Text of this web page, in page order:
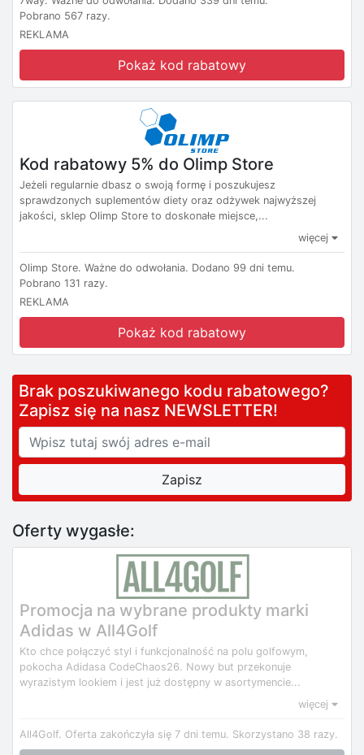
Pobrano 567 razy.
REKLAMA
Pokaż kod rabatowy
Kod rabatowy 5% do Olimp Store
Jeżeli regularnie dbasz o swoją formę i poszukujesz
sprawdzonych suplementów diety oraz odżywek najwyższej
jakości, sklep Olimp Store to doskonałe miejsce,...
więcej
Olimp Store. Ważne do odwołania. Dodano 99 dni temu.
Pobrano 131 razy.
REKLAMA
Pokaż kod rabatowy
Brak poszukiwanego kodu rabatowego?
Zapisz się na nasz NEWSLETTER!
Oferty wygasłe:
Promocja na wybrane produkty marki
Adidas w All4Golf
Kto chce połączyć styl i funkcjonalność na polu golfowym,
pokocha Adidasa CodeChaos26. Nowy but przekonuje
wyrazistym lookiem i jest już dostępny w asortymencie...
więcej
All4Golf. Oferta zakończyła się 7 dni temu. Skorzystano 38 razy.